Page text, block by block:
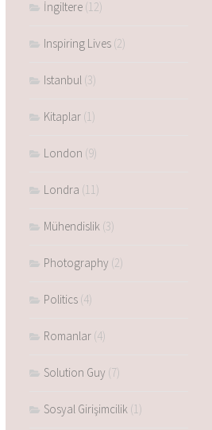
İngiltere (12)
Inspiring Lives (2)
Istanbul (3)
Kitaplar (1)
London (9)
Londra (11)
Mühendislik (3)
Photography (2)
Politics (4)
Romanlar (4)
Solution Guy (7)
Sosyal Girişimcilik (1)